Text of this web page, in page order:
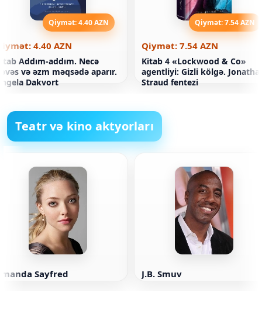
Qiymət: 4.40 AZN
4.40 AZN
Addım-addım. Necə
və əzm məqsədə aparır.
Dakvort
Qiymət: 7.54 AZN
Qiymət: 7.54 AZN
Kitab 4 «Lockwood & Co»
agentliyi: Gizli kölgə.
Straud fentezi
Teatr və kino aktyorları
Sayfred J.B. Smuv